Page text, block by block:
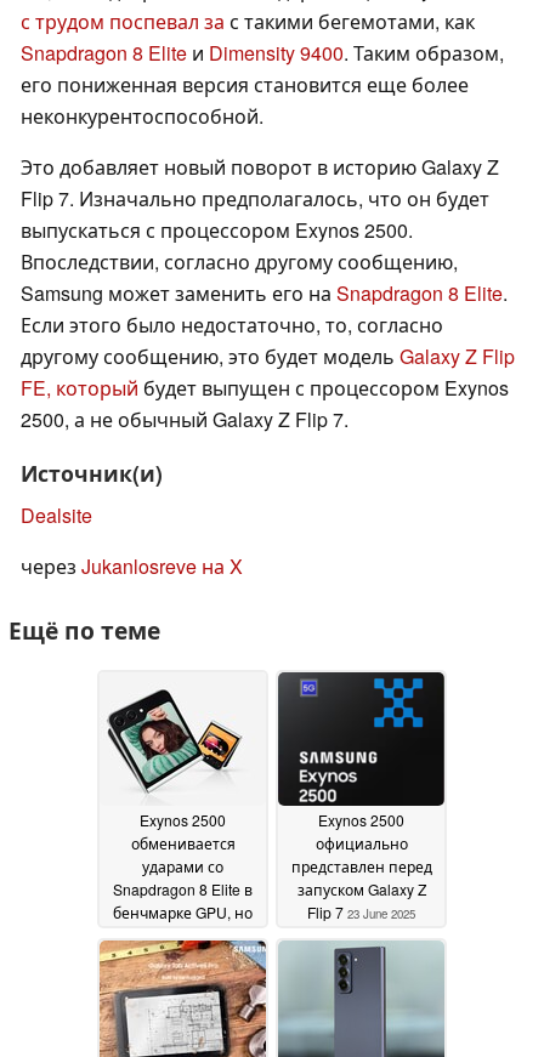
с трудом поспевал за с такими бегемотами, как
Snapdragon 8 Elite и Dimensity 9400. Таким образом,
его пониженная версия становится еще более
неконкурентоспособной.
Это добавляет новый поворот в историю Galaxy Z
Flip 7. Изначально предполагалось, что он будет
выпускаться с процессором Exynos 2500.
Впоследствии, согласно другому сообщению,
Samsung может заменить его на Snapdragon 8 Elite.
Если этого было недостаточно, то, согласно
другому сообщению, это будет модель Galaxy Z Flip
FE, который будет выпущен с процессором Exynos
2500, а не обычный Galaxy Z Flip 7.
Источник(и)
Dealsite
через Jukanlosreve на X
Ещё по теме
Exynos 2500
обменивается
ударами со
Snapdragon 8 Elite в
бенчмарке GPU, но
отстает в
производительности
CPU07 July 2025
Exynos 2500
официально
представлен перед
запуском Galaxy Z
Flip 7 23 June 2025